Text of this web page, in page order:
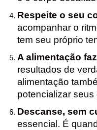
Respeite o seu
acompanhar o
tem seu próprio
A alimentação
resultados de
alimentação
potencializar seus
Descanse, sem
essencial. É